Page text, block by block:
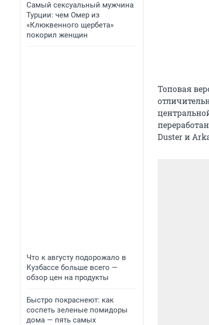
Самый сексуальный мужчина
Турции: чем Омер из
«Клюквенного щербета»
покорил женщин
Что к августу подорожало в
Кузбассе больше всего —
обзор цен на продукты
Быстро покраснеют: как
соспеть зеленые помидоры
дома — пять самых
Топовая
Duster и